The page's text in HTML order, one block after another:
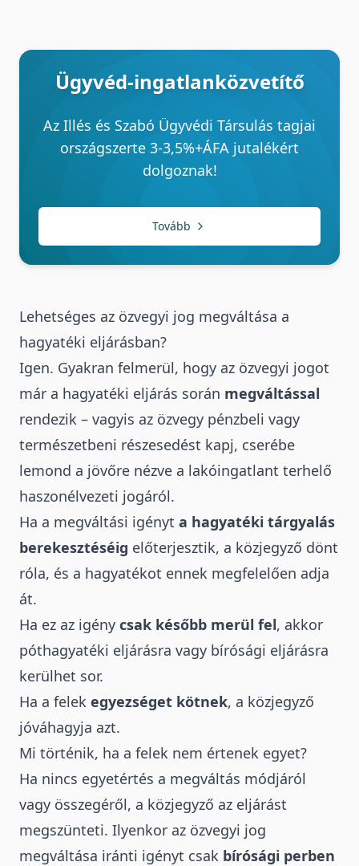
Ügyvéd-ingatlanközvetítő
Az Illés és Szabó Ügyvédi Társulás tagjai
országszerte 3-3,5%+ÁFA jutalékért
dolgoznak!
Tovább
Lehetséges az özvegyi jog megváltása a
hagyatéki eljárásban?
Igen. Gyakran felmerül, hogy az özvegyi jogot
már a hagyatéki eljárás során megváltással
rendezik – vagyis az özvegy pénzbeli vagy
természetbeni részesedést kapj, cserébe
lemond a jövőre nézve a lakóingatlant terhelő
haszonélvezeti jogáról.
Ha a megváltási igényt a hagyatéki tárgyalás
berekesztéséig előterjesztik, a közjegyző dönt
róla, és a hagyatékot ennek megfelelően adja
át.
Ha ez az igény csak később merül fel, akkor
póthagyatéki eljárásra vagy bírósági eljárásra
kerülhet sor.
Ha a felek egyezséget kötnek, a közjegyző
jóváhagyja azt.
Mi történik, ha a felek nem értenek egyet?
Ha nincs egyetértés a megváltás módjáról
vagy összegéről, a közjegyző az eljárást
megszünteti. Ilyenkor az özvegyi jog
megváltása iránti igényt csak bírósági perben